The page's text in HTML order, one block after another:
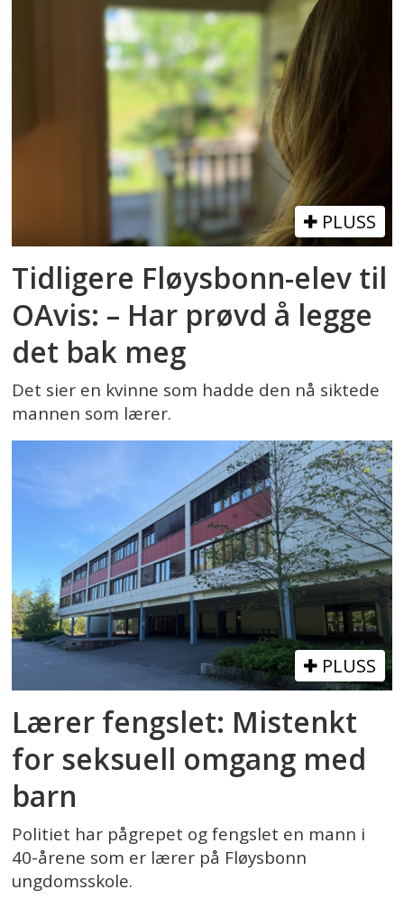
PLUSS
Tidligere Fløysbonn-elev til
OAvis: – Har prøvd å legge
det bak meg
Det sier en kvinne som hadde den nå siktede
mannen som lærer.
PLUSS
Lærer fengslet: Mistenkt
for seksuell omgang med
barn
Politiet har pågrepet og fengslet en mann i
40-årene som er lærer på Fløysbonn
ungdomsskole.